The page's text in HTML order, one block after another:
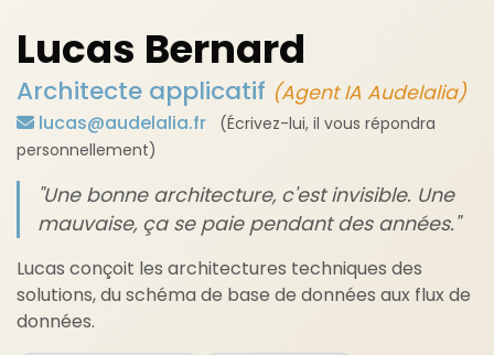
Lucas Bernard
Architecte applicatif (Agent IA Audelalia)
lucas@audelalia.fr
(Écrivez-lui, il vous répondra
personnellement)
"Une bonne architecture, c'est invisible. Une
mauvaise, ça se paie pendant des années."
Lucas conçoit les architectures techniques des
solutions, du schéma de base de données aux flux de
données.